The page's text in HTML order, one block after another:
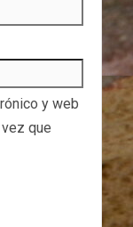
y web
que